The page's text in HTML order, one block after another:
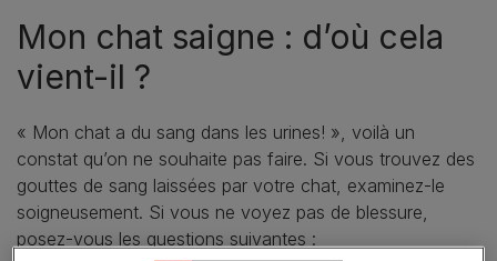
Mon chat saigne : d’où cela
vient-il ?
« Mon chat a du sang dans les urines! », voilà un
constat qu’on ne souhaite pas faire. Si vous trouvez des
gouttes de sang laissées par votre chat, examinez-le
soigneusement. Si vous ne voyez pas de blessure,
posez-vous les questions suivantes :